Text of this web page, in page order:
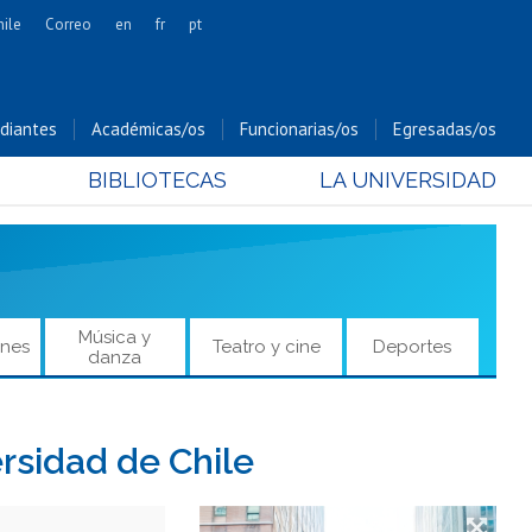
Cs. Forestales y Conservación
Cs. Sociales
Comunicación e Imagen
Odontología
Estudios Internacionales
Hospital Clínico
Correo en fr pt
Académicas/os Funcionarias/os Egresadas/os
BIBLIOTECAS LA UNIVERSIDAD
Música y
danza
Teatro y cine Deportes
de Chile